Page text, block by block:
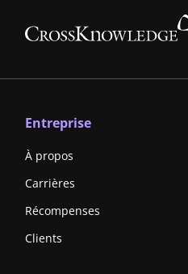
Entreprise
À propos
Carrières
Récompenses
Clients